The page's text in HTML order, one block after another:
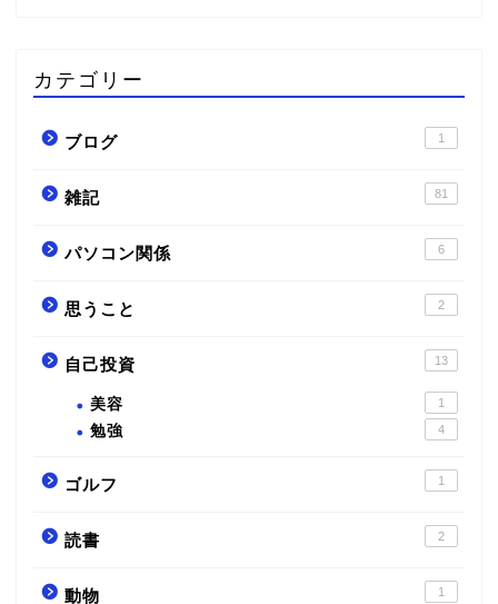
カテゴリー
ブログ 1
雑記 81
パソコン関係 6
思うこと 2
自己投資 13
美容 1
勉強 4
ゴルフ 1
読書 2
動物 1